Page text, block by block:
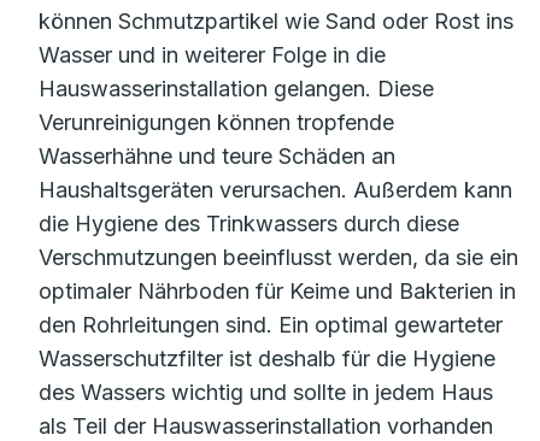
können Schmutzpartikel wie Sand oder Rost ins
Wasser und in weiterer Folge in die
Hauswasserinstallation gelangen. Diese
Verunreinigungen können tropfende
Wasserhähne und teure Schäden an
Haushaltsgeräten verursachen. Außerdem kann
die Hygiene des Trinkwassers durch diese
Verschmutzungen beeinflusst werden, da sie ein
optimaler Nährboden für Keime und Bakterien in
den Rohrleitungen sind. Ein optimal gewarteter
Wasserschutzfilter ist deshalb für die Hygiene
des Wassers wichtig und sollte in jedem Haus
als Teil der Hauswasserinstallation vorhanden